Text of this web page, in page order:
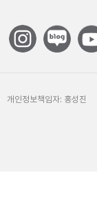
개인정보책임자: 홍성진